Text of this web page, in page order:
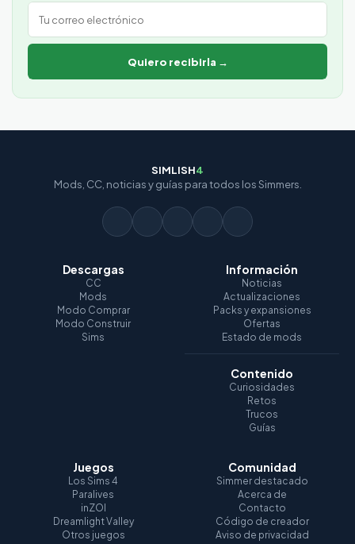
Correo electrónico
Quiero recibirla →
SIMLISH4
Mods, CC, noticias y guías para todos los Simmers.
Descargas
CC
Mods
Modo Comprar
Modo Construir
Sims
Información
Noticias
Actualizaciones
Packs y expansiones
Ofertas
Estado de mods
Contenido
Curiosidades
Retos
Trucos
Guías
Juegos
Los Sims 4
Paralives
inZOI
Dreamlight Valley
Otros juegos
Comunidad
Simmer destacado
Acerca de
Contacto
Código de creador
Aviso de privacidad